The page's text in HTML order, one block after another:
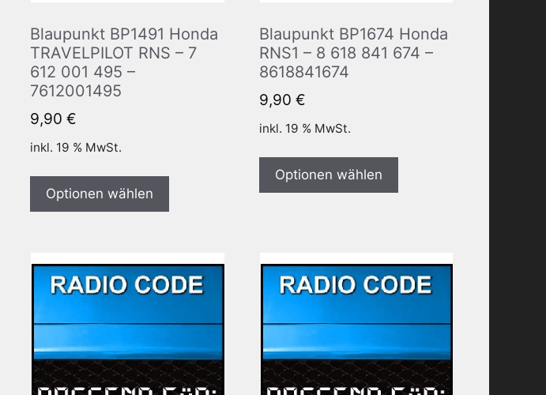
Blaupunkt BP1491 Honda
TRAVELPILOT RNS – 7
612 001 495 –
7612001495
9,90 €
inkl. 19 % MwSt.
Optionen wählen
Blaupunkt BP1674 Honda
RNS1 – 8 618 841 674 –
8618841674
9,90 €
inkl. 19 % MwSt.
Optionen wählen